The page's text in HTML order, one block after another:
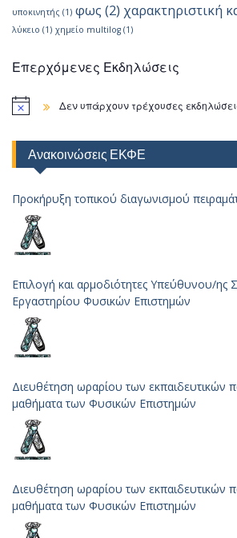
υποκινητής (1) φως (2) χαρακτηριστική
λύκειο (1) χημείο multilog (1)
Επερχόμενες Εκδηλώσεις
Δεν υπάρχουν τρέχουσες
Ανακοινώσεις ΕΚΦΕ
Προκήρυξη τοπικού διαγωνισμού
Επιλογή και αρμοδιότητες Υπεύθυνου/ης
Εργαστηρίου Φυσικών Επιστημών
Διευθέτηση ωραρίου των εκπαιδευτικών
μαθήματα των Φυσικών Επιστημών
Διευθέτηση ωραρίου των εκπαιδευτικών
μαθήματα των Φυσικών Επιστημών